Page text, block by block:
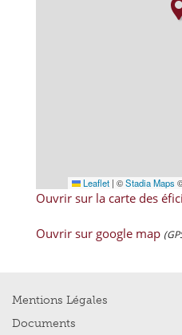
Leaflet | ©Stadia Maps
Ouvrir sur la carte des
Ouvrir sur google map
Mentions Légales
Documents